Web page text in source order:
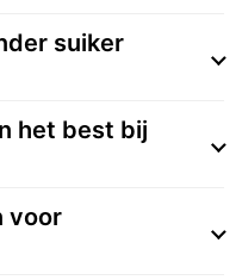
suiker
het best bij
voor